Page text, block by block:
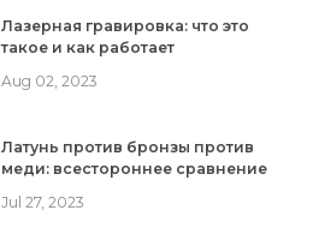
Лазерная гравировка: что это
такое и как работает
Aug 02, 2023
Латунь против бронзы против
меди: всестороннее сравнение
Jul 27, 2023